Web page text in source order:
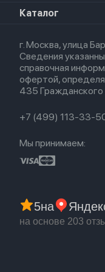
Apple Watch Ultra
Airpods Max
Airpods 2
Airpods (1-е)
AirTag
Для iPhone
Для Apple Watch
О магазине
Политика
Оплата и доставка
Партнерская
Гарантия
Обмен и возврат
Trade-in
Каталог
Новые поступления
Популярное
Акции
г. Москва, улица
Сведения
справочная
офертой,
435
+7 (499) 113-33-
Мы принимаем:
5на
на основе 203